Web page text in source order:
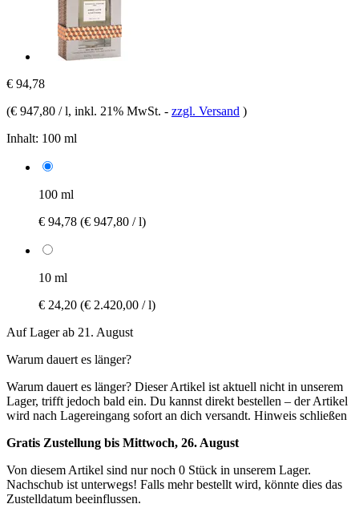
€ 94,78
(€ 947,80 / l, inkl. 21% MwSt. - zzgl. Versand )
Inhalt: 100 ml
100 ml
€ 94,78 (€ 947,80 / l)
10 ml
€ 24,20 (€ 2.420,00 / l)
Auf Lager ab 21. August
Warum dauert es länger?
Warum dauert es länger? Dieser Artikel ist aktuell nicht in unserem
Lager, trifft jedoch bald ein. Du kannst direkt bestellen – der Artikel
wird nach Lagereingang sofort an dich versandt. Hinweis schließen
Gratis Zustellung bis Mittwoch, 26. August
Von diesem Artikel sind nur noch 0 Stück in unserem Lager.
Nachschub ist unterwegs! Falls mehr bestellt wird, könnte dies das
Zustelldatum beeinflussen.